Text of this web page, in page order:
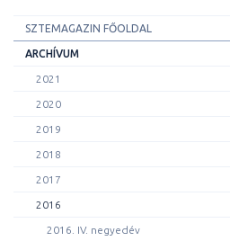
SZTEMAGAZIN FŐOLDAL
ARCHÍVUM
2021
2020
2019
2018
2017
2016
2016. IV. negyedév